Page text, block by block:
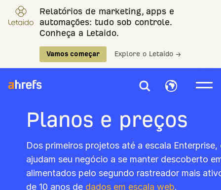
Relatórios de marketing, apps e
automações: tudo sob controle.
Conheça a Letaido.
Vamos começar Explore o Letaido →
Planos e preços
Dos primeiros projetos até a escala
ajudam seu negócio a se manter descoberto
alimentados pelo segundo rastreador mais
de 10 anos de dados em escala web.